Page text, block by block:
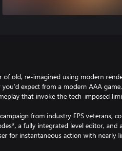
of old, re-imagined using modern
expect from a modern AAA
from industry FPS veterans,
a fully integrated level editor,